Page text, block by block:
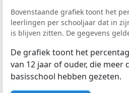
Bovenstaande grafiek toont het
leerlingen per schooljaar dat in
is blijven zitten. De gegevens
De grafiek toont het
van 12 jaar of ouder, die meer
basisschool hebben gezeten.